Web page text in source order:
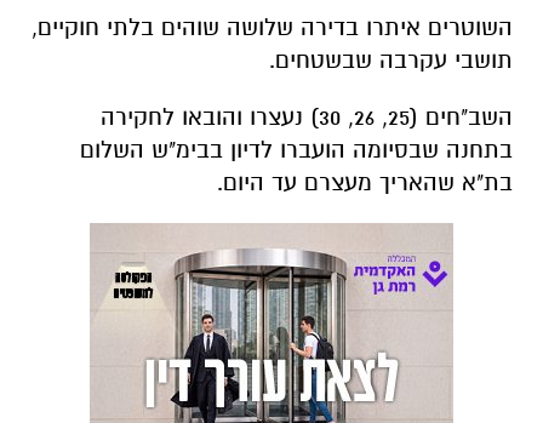
השוטרים איתרו בדירה שלושה שוהים בלתי חוקיים,
תושבי עקרבה שבשטחים.
השב"חים (25, 26, 30) נעצרו והובאו לחקירה
בתחנה שבסיומה הועברו לדיון בבימ"ש השלום
בת"א שהאריך מעצרם עד היום.